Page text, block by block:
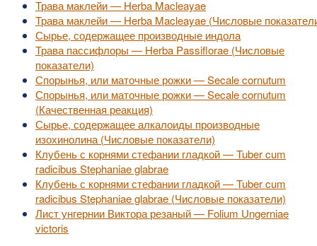
Трава маклейи — Herba Macleayae
Трава маклейи — Herba Macleayae (Числовые
Сырье, содержащее производные индола
Трава пассифлоры — Herba Passiflorae (Числовые
показатели)
Спорынья, или маточные рожки — Secale cornutum
Спорынья, или маточные рожки — Secale cornutum
(Качественная реакция)
Сырье, содержащее алкалоиды производные
изохинолина (Числовые показатели)
Клубень с корнями стефании гладкой — Tuber cum
radicibus Stephaniae glabrae
Клубень с корнями стефании гладкой — Tuber cum
radicibus Stephaniae glabrae (Числовые показатели)
Лист унгернии Виктора резаный — Folium Ungerniae
victoris